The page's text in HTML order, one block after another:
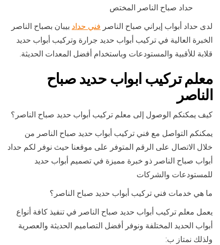
حداد صباح الناصر المختص
لدى حداد أبواب إيراني صباح الناصر فني حداد بيبان بصباح الناصر
الخبرة العالية في تركيب أبواب حديد جرارة وتركيب أبواب حديد
قلابة للأقبية والمستودعات وباستخدام أفضل المعدات الحديثة.
معلم تركيب ابواب حديد صباح
الناصر
كيف يمكنكم الوصول إلى معلم تركيب أبواب حديد صباح الناصر؟
يمكنكم التواصل مع فني تركيب أبواب حديد صباح الناصر من
خلال الاتصال على الرقم المتوفر على موقعنا حيث نوفر لكم حداد
أبواب صباح الناصر ذو خبرة مميزة في تصميم أبواب حديد
للمستودعات والشركات
ما هي خدمات فني تركيب أبواب حديد صباح الناصر؟
يعمل معلم تركيب أبواب حديد صباح الناصر في تنفيذ كافة أنواع
أبواب الحديد المختلفة ونوفر أفضل التصاميم الحديثة والعصرية
ولذلك نمتاز ب: